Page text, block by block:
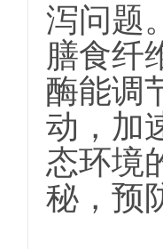
泻问题
膳食纤
酶能调
动，加
态环境
秘，预